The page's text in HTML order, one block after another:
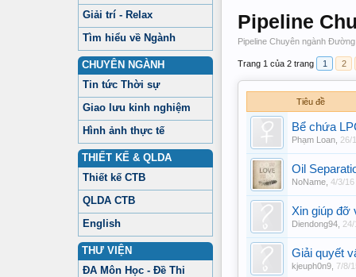
Giải trí - Relax
Tìm hiểu về Ngành
CHUYÊN NGÀNH
Tin tức Thời sự
Giao lưu kinh nghiệm
Hình ảnh thực tế
THIẾT KẾ & QLDA
Thiết kế CTB
QLDA CTB
English
THƯ VIỆN
ĐA Môn Học - Đề Thi
Pipeline
Pipeline Chuyên ngành
Trang 1 của 2 trang 1 2
Tiêu đề
Bể chứa
Phạm Loan 26/
Oil
NoName 4/3/16
Xin giúp đỡ
Diendong94
Giải quyết
kjeuph0n9 7/8/